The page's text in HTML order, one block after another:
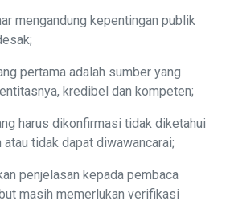
mengandung kepentingan publik
pertama adalah sumber yang
kredibel dan kompeten;
harus dikonfirmasi tidak diketahui
atau tidak dapat diwawancarai;
penjelasan kepada pembaca
masih memerlukan verifikasi